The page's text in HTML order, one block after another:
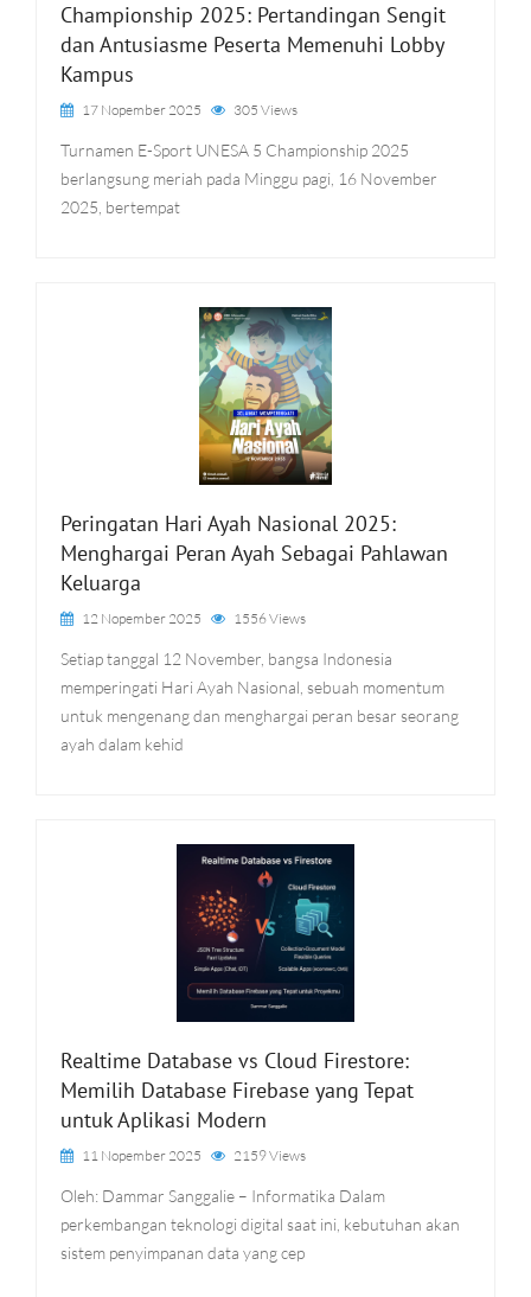
Championship 2025: Pertandingan Sengit
dan Antusiasme Peserta Memenuhi Lobby
Kampus
17 Nopember 2025 305 Views
Turnamen E-Sport UNESA 5 Championship 2025
berlangsung meriah pada Minggu pagi, 16 November
2025, bertempat
Peringatan Hari Ayah Nasional 2025:
Menghargai Peran Ayah Sebagai Pahlawan
Keluarga
12 Nopember 2025 1556 Views
Setiap tanggal 12 November, bangsa Indonesia
memperingati Hari Ayah Nasional, sebuah momentum
untuk mengenang dan menghargai peran besar seorang
ayah dalam kehid
Realtime Database vs Cloud Firestore:
Memilih Database Firebase yang Tepat
untuk Aplikasi Modern
11 Nopember 2025 2159 Views
Oleh: Dammar Sanggalie – Informatika Dalam
perkembangan teknologi digital saat ini, kebutuhan akan
sistem penyimpanan data yang cep